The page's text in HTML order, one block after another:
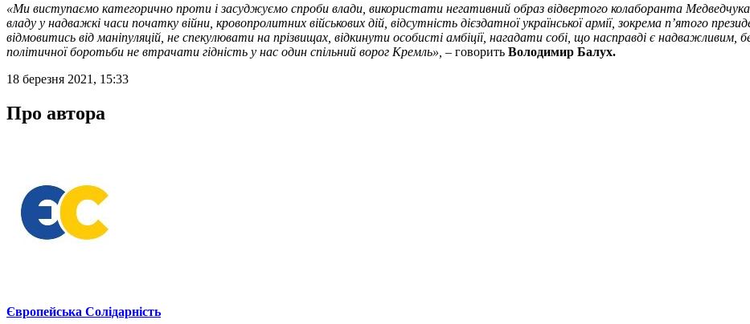
«Ми виступаємо категорично проти і засуджуємо спроби влади, використати негативний образ відвертого колаборанта
владу у надважкі часи початку війни, кровопролитних військових дій, відсутність дієздатної української армії, зокрема п’ятого
відмовитись від маніпуляцій, не спекулювати на прізвищах, відкинути особисті амбіції, нагадати собі, що насправді є надважливим,
політичної боротьби не втрачати гідність у нас один спільний ворог Кремль», – говорить Володимир Балух.
18 березня 2021, 15:33
Про автора
Європейська Солідарність